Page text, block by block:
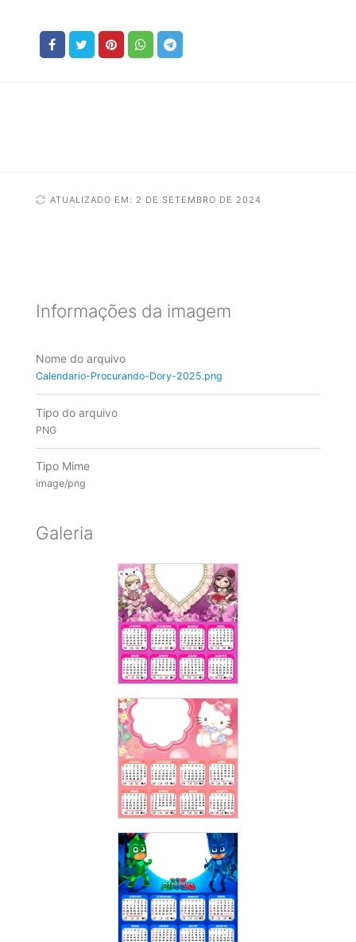
ATUALIZADO EM: 2 DE SETEMBRO DE 2024
Informações da imagem
Nome do arquivo
Calendario-Procurando-Dory-2025.png
Tipo do arquivo
PNG
Tipo Mime
image/png
Galeria